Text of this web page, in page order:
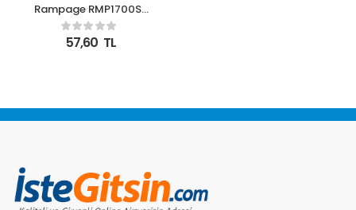
Rampage RMP1700SV
DEEPLIGHT-120-240-
360 Uyumlu Intel
LGA1700 Soket Montaj
57,60 TL